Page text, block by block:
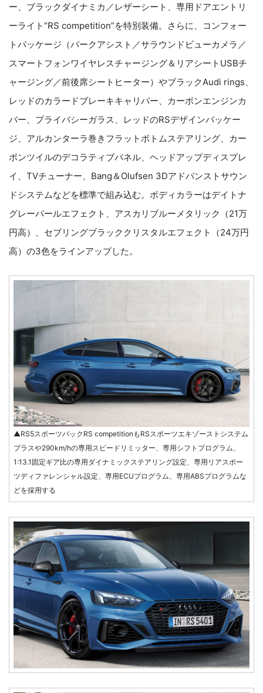
ー、ブラックダイナミカ／レザーシート、専用ドアエントリ
ーライト“RS competition”を特別装備。さらに、コンフォー
トパッケージ（パークアシスト／サラウンドビューカメラ／
スマートフォンワイヤレスチャージング＆リアシートUSBチ
ャージング／前後席シートヒーター）やブラックAudi rings、
レッドのカラードブレーキキャリパー、カーボンエンジンカ
バー、プライバシーガラス、レッドのRSデザインパッケー
ジ、アルカンターラ巻きフラットボトムステアリング、カー
ボンツイルのデコラティブパネル、ヘッドアップディスプレ
イ、TVチューナー、Bang＆Olufsen 3Dアドバンストサウン
ドシステムなどを標準で組み込む。ボディカラーはデイトナ
グレーパールエフェクト、アスカリブルーメタリック（21万
円高）、セブリングブラッククリスタルエフェクト（24万円
高）の3色をラインアップした。
▲RS5スポーツバックRS competitionもRSスポーツエキゾーストシステム
プラスや290km/hの専用スピードリミッター、専用シフトプログラム、
1:13.1固定ギア比の専用ダイナミックステアリング設定、専用リアスポー
ツディファレンシャル設定、専用ECUプログラム、専用ABSプログラムな
どを採用する